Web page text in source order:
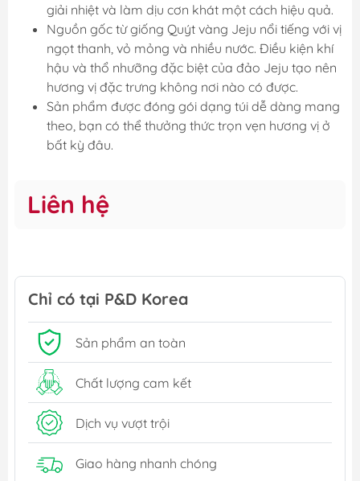
giải nhiệt và làm dịu cơn khát một cách hiệu quả.
Nguồn gốc từ giống Quýt vàng Jeju nổi tiếng với vị
ngọt thanh, vỏ mỏng và nhiều nước. Điều kiện khí
hậu và thổ nhưỡng đặc biệt của đảo Jeju tạo nên
hương vị đặc trưng không nơi nào có được.
Sản phẩm được đóng gói dạng túi dễ dàng mang
theo, bạn có thể thưởng thức trọn vẹn hương vị ở
bất kỳ đâu.
Liên hệ
Chỉ có tại P&D Korea
Sản phẩm an toàn
Chất lượng cam kết
Dịch vụ vượt trội
Giao hàng nhanh chóng